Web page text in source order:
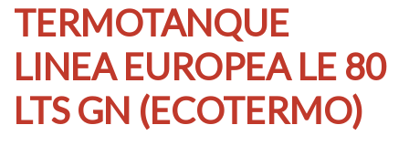
TERMOTANQUE
LINEA EUROPEA LE 80
LTS GN (ECOTERMO)